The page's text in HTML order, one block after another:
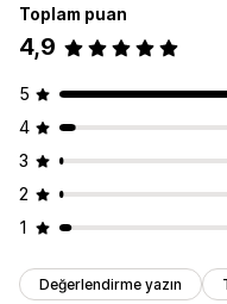
Toplam puan
4,9
5
4
3
2
1
Değerlendirme yazın